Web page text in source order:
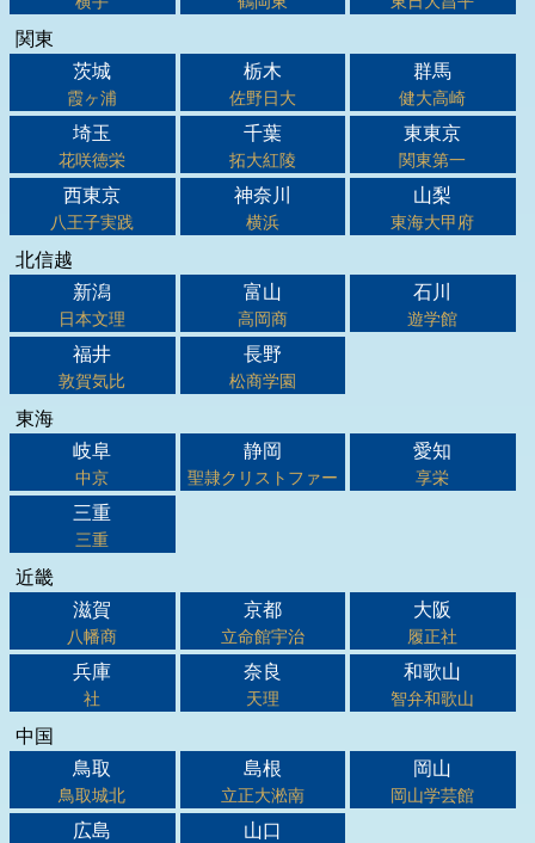
関東
茨城
霞ヶ浦
栃木
佐野日大
群馬
健大高崎
埼玉
花咲徳栄
千葉
拓大紅陵
東東京
関東第一
西東京
八王子実践
神奈川
横浜
山梨
東海大甲府
北信越
新潟
日本文理
富山
高岡商
石川
遊学館
福井
敦賀気比
長野
松商学園
東海
岐阜
中京
静岡
聖隷クリストファー
愛知
享栄
三重
三重
近畿
滋賀
八幡商
京都
立命館宇治
大阪
履正社
兵庫
社
奈良
天理
和歌山
智弁和歌山
中国
鳥取
鳥取城北
島根
立正大淞南
岡山
岡山学芸館
広島 山口